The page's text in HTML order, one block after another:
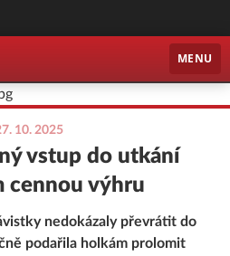
MENU
10. 2025
vstup do utkání
cennou výhru
nedokázaly převrátit do
podařila holkám prolomit